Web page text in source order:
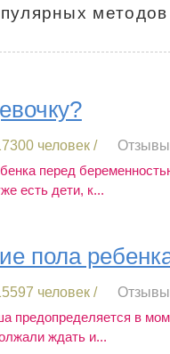
человек /
перед
есть дети, к...
пола
человек /
в
ждать и...